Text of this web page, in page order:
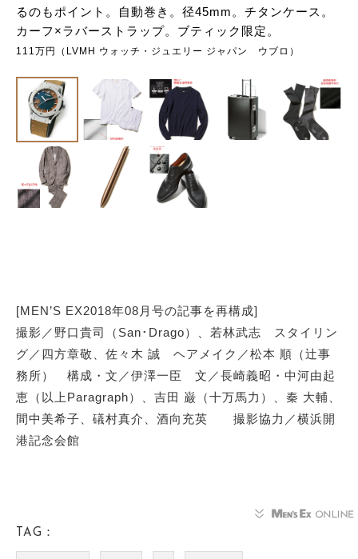
るのもポイント。自動巻き。径45mm。チタンケース。
カーフ×ラバーストラップ。ブティック限定。
111万円（LVMH ウォッチ・ジュエリー ジャパン ウブロ）
[MEN’S EX2018年08月号の記事を再構成]
撮影／野口貴司（San･Drago）、若林武志 スタイリン
グ／四方章敬、佐々木 誠 ヘアメイク／松本 順（辻事
務所） 構成・文／伊澤一臣 文／長崎義昭・中河由起
恵（以上Paragraph）、吉田 巌（十万馬力）、秦 大輔、
間中美希子、礒村真介、酒向充英 撮影協力／横浜開
港記念会館
TAG：